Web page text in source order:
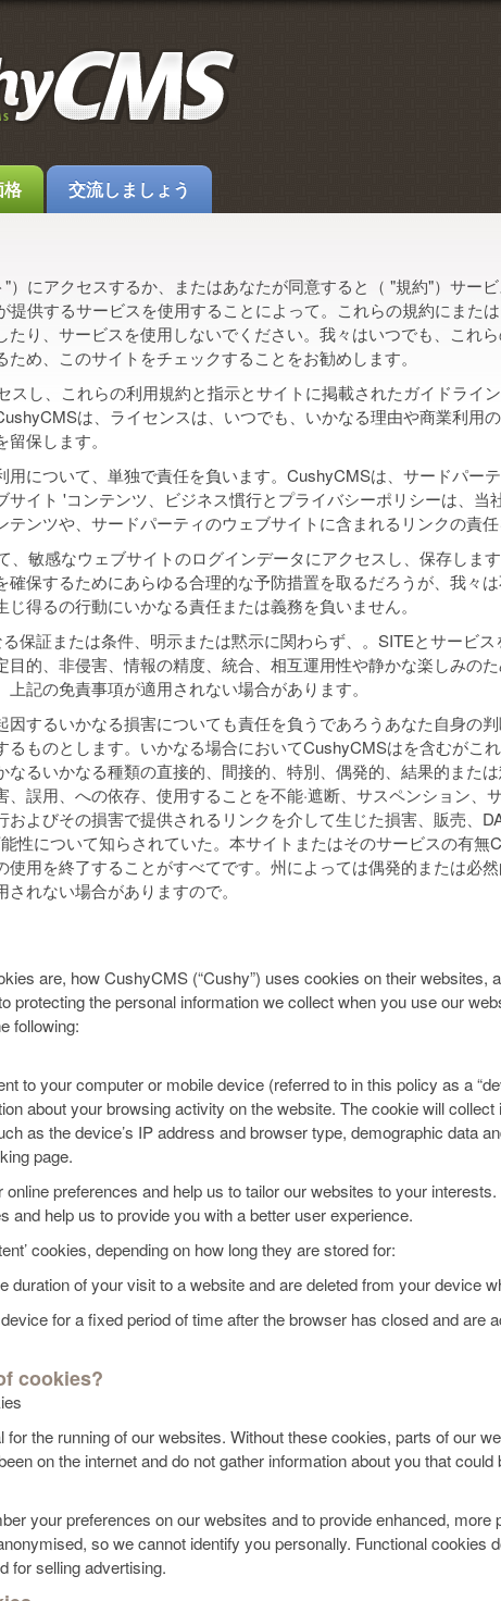
格 交流しましょう
にアクセスするか、またはあなたが同意すると（ "規約"）サー
提供するサービスを使用することによって。これらの規約にまた
り、サービスを使用しないでください。我々はいつでも、これ
め、このサイトをチェックすることをお勧めします。
スし、これらの利用規約と指示とサイトに掲載されたガイドライ
は、ライセンスは、いつでも、いかなる理由や商業利用
保します。
用について、単独で責任を負います。CushyCMSは、サードパー
イト 'コンテンツ、ビジネス慣行とプライバシーポリシーは、当
ンツや、サードパーティのウェブサイトに含まれるリンクの責任
、敏感なウェブサイトのログインデータにアクセスし、保存しま
保するためにあらゆる合理的な予防措置を取るだろうが、我々
得るの行動にいかなる責任または義務を負いません。
保証または条件、明示または黙示に関わらず、。SITEとサービ
的、非侵害、情報の精度、統合、相互運用性や静かな楽しみの
記の免責事項が適用されない場合があります。
するいかなる損害についても責任を負うであろうあなた自身の
るものとします。いかなる場合においてCushyCMSはを含むがこ
るいかなる種類の直接的、間接的、特別、偶発的、結果的また
誤用、への依存、使用することを不能·遮断、サスペンション、
よびその損害で提供されるリンクを介して生じた損害、販売、
性について知らされていた。本サイトまたはそのサービスの有無
使用を終了することがすべてです。州によっては偶発的または必
れない場合がありますので。
are, how CushyCMS (“Cushy”) uses cookies on their websites,
protecting the personal information we collect when you use our
following:
to your computer or mobile device (referred to in this policy as a
about your browsing activity on the website. The cookie will
as the device’s IP address and browser type, demographic data
page.
preferences and help us to tailor our websites to your
and help us to provide you with a better user experience.
cookies, depending on how long they are stored for:
duration of your visit to a website and are deleted from your device
for a fixed period of time after the browser has closed and are
cookies?
the running of our websites. Without these cookies, parts of our
on the internet and do not gather information about you that
your preferences on our websites and to provide enhanced, more
so we cannot identify you personally. Functional cookies
for selling advertising.